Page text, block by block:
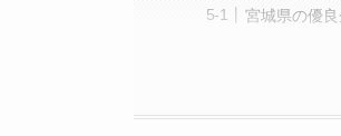
宮城県の優